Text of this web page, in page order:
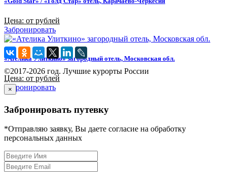
Цена: от рублей
Забронировать
«Ателика Улиткино» загородный отель, Московская обл.
Цена: от рублей
Забронировать
©2017-2026 год. Лучшие курорты России
×
Забронировать путевку
*Отправляю заявку, Вы даете согласие на обработку
персональных данных